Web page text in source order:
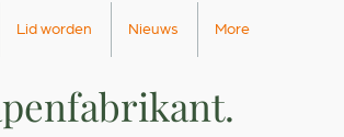
Lid worden Nieuws More